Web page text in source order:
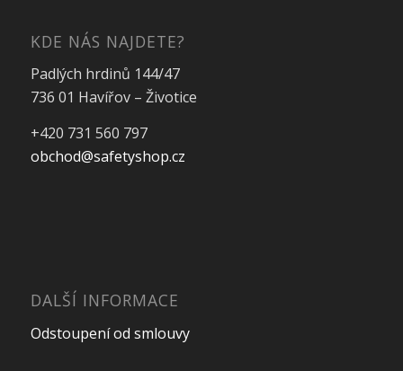
KDE NÁS NAJDETE?
Padlých hrdinů 144/47
736 01 Havířov – Životice
+420 731 560 797
obchod@safetyshop.cz
DALŠÍ INFORMACE
Odstoupení od smlouvy